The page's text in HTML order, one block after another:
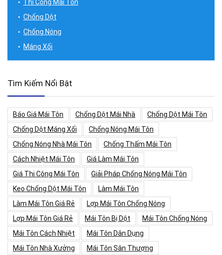
Thi Công Mái Tôn
Chống Dột
Chống Nóng
Máng Xối
Tìm Kiếm Nổi Bật
Báo Giá Mái Tôn Chống Dột Mái Nhà
Chống Dột Mái Tôn
Chống Dột Máng Xối
Chống Nóng Mái Tôn
Chống Nóng Nhà Mái Tôn
Chống Thấm Mái Tôn
Cách Nhiệt Mái Tôn
Giá Làm Mái Tôn
Giá Thi Công Mái Tôn
Giải Pháp Chống Nóng Mái Tôn
Keo Chống Dột Mái Tôn
Làm Mái Tôn
Làm Mái Tôn Giá Rẻ
Lợp Mái Tôn Chống Nóng
Lợp Mái Tôn Giá Rẻ
Mái Tôn Bị Dột
Mái Tôn Chống Nóng
Mái Tôn Cách Nhiệt
Mái Tôn Dân Dụng
Mái Tôn Nhà Xưởng
Mái Tôn Sân Thượng